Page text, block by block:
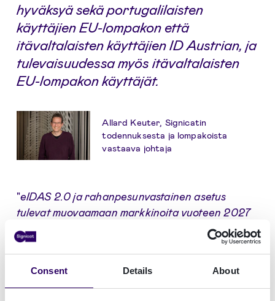
Consent Details About
hyväksyä sekä portugalilaisten
käyttäjien EU-lompakon että
itävaltalaisten käyttäjien ID Austrian, ja
tulevaisuudessa myös itävaltalaisten
EU-lompakon käyttäjät.
Allard Keuter, Signicatin
todennuksesta ja lompakoista
vastaava johtaja
"eIDAS 2.0 ja rahanpesunvastainen asetus
tulevat muovaamaan markkinoita vuoteen 2027
mennessä, joten yritysten on valmistauduttava
monimuotoiseen ympäristöön
", sanoo Allard
vastaava johtaja. "
Useiden vuosien ajan niiden on
tuettava kansallisia sähköisiä tunnisteita, joita